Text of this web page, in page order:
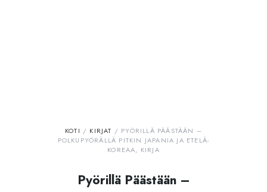
KOTI / KIRJAT / PYÖRILLÄ PÄÄSTÄÄN –
POLKUPYÖRÄLLÄ PITKIN JAPANIA JA ETELÄ-
KOREAA, KIRJA
Pyörillä Päästään –